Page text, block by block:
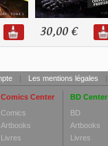
30,00 €
| Les mentions légales |
Comics Center
Comics
Artbooks
Livres
BD Center
BD
Artbooks
Livres